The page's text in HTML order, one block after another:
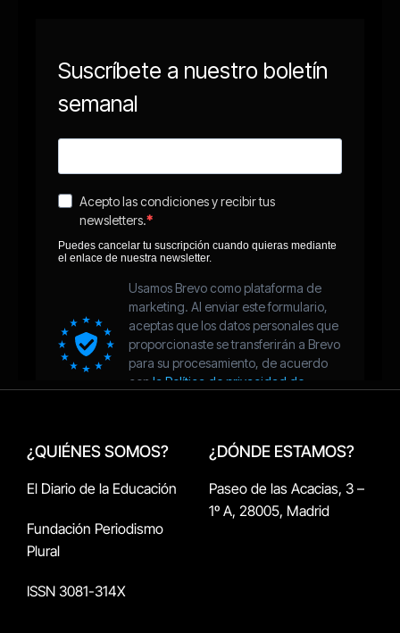
¿QUIÉNES SOMOS?
El Diario de la Educación
Fundación Periodismo
Plural
ISSN 3081-314X
¿DÓNDE ESTAMOS?
Paseo de las Acacias, 3 –
1º A, 28005, Madrid